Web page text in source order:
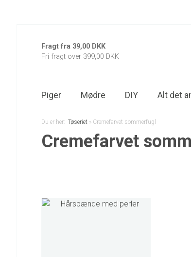
Fragt fra 39,00 DKK
Fri fragt over 399,00 DKK
Piger Mødre DIY Alt det
Du er her: Tøseriet» Cremefarvet sommerfugl
Cremefarvet